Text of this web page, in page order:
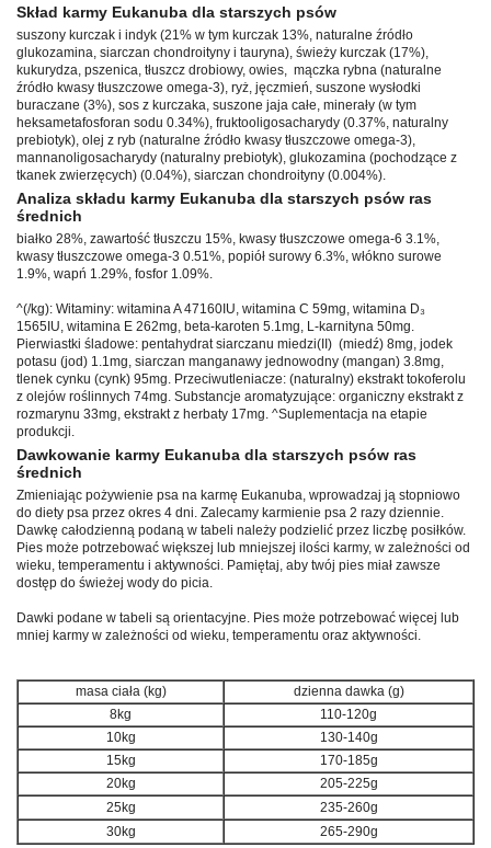
Skład karmy Eukanuba dla starszych psów
suszony kurczak i indyk (21% w tym kurczak 13%, naturalne źródło
glukozamina, siarczan chondroityny i tauryna), świeży kurczak (17%),
kukurydza, pszenica, tłuszcz drobiowy, owies, mączka rybna (naturalne
źródło kwasy tłuszczowe omega-3), ryż, jęczmień, suszone wysłodki
buraczane (3%), sos z kurczaka, suszone jaja całe, minerały (w tym
heksametafosforan sodu 0.34%), fruktooligosacharydy (0.37%, naturalny
prebiotyk), olej z ryb (naturalne źródło kwasy tłuszczowe omega-3),
mannanoligosacharydy (naturalny prebiotyk), glukozamina (pochodzące z
tkanek zwierzęcych) (0.04%), siarczan chondroityny (0.004%).
Analiza składu karmy Eukanuba dla starszych psów ras
średnich
białko 28%, zawartość tłuszczu 15%, kwasy tłuszczowe omega-6 3.1%,
kwasy tłuszczowe omega-3 0.51%, popiół surowy 6.3%, włókno surowe
1.9%, wapń 1.29%, fosfor 1.09%.
^(/kg): Witaminy: witamina A 47160IU, witamina C 59mg, witamina D₃
1565IU, witamina E 262mg, beta-karoten 5.1mg, L-karnityna 50mg.
Pierwiastki śladowe: pentahydrat siarczanu miedzi(II) (miedź) 8mg, jodek
potasu (jod) 1.1mg, siarczan manganawy jednowodny (mangan) 3.8mg,
tlenek cynku (cynk) 95mg. Przeciwutleniacze: (naturalny) ekstrakt tokoferolu
z olejów roślinnych 74mg. Substancje aromatyzujące: organiczny ekstrakt z
rozmarynu 33mg, ekstrakt z herbaty 17mg. ^Suplementacja na etapie
produkcji.
Dawkowanie karmy Eukanuba dla starszych psów ras
średnich
Zmieniając pożywienie psa na karmę Eukanuba, wprowadzaj ją stopniowo
do diety psa przez okres 4 dni. Zalecamy karmienie psa 2 razy dziennie.
Dawkę całodzienną podaną w tabeli należy podzielić przez liczbę posiłków.
Pies może potrzebować większej lub mniejszej ilości karmy, w zależności od
wieku, temperamentu i aktywności. Pamiętaj, aby twój pies miał zawsze
dostęp do świeżej wody do picia.
Dawki podane w tabeli są orientacyjne. Pies może potrzebować więcej lub
mniej karmy w zależności od wieku, temperamentu oraz aktywności.
masa ciała (kg)
dzienna dawka (g)
8kg
110-120g
10kg
130-140g
15kg
170-185g
20kg
205-225g
25kg
235-260g
30kg
265-290g